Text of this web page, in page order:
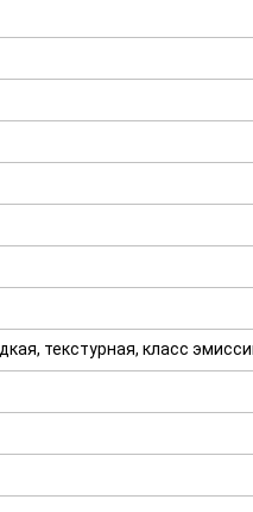
текстурная, класс